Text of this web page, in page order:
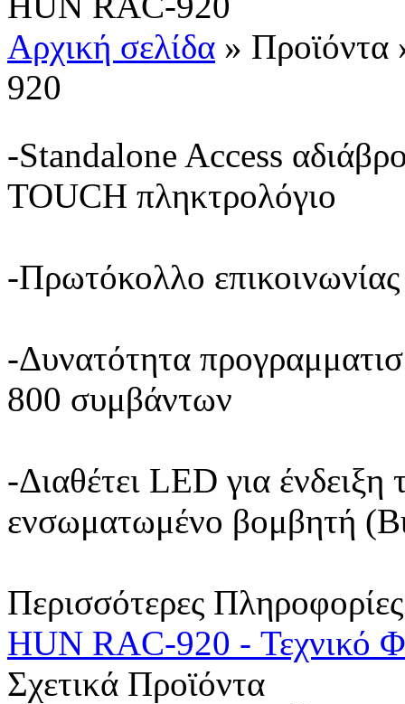
Αρχική σελίδα » Προϊόντα
920
-Standalone Access
TOUCH πληκτρολόγιο
-Πρωτόκολλο
-Δυνατότητα
800 συμβάντων
-Διαθέτει LED για ένδειξη
ενσωματωμένο βομβητή
Περισσότερες Πληροφορίες
HUN RAC-920 - Τεχνικό
Σχετικά Προϊόντα